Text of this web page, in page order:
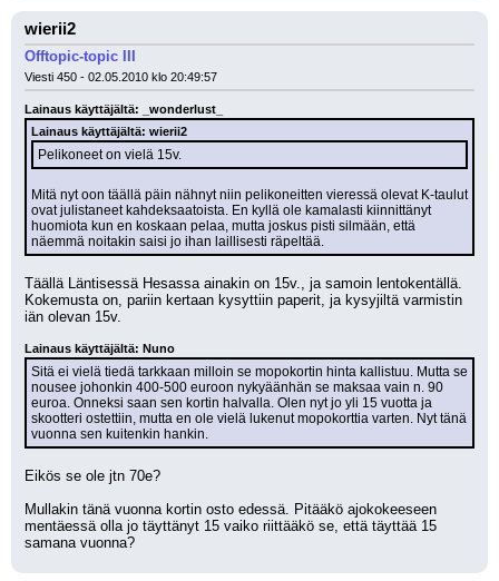
wierii2
Offtopic-topic III
Viesti 450 - 02.05.2010 klo 20:49:57
Lainaus käyttäjältä: _wonderlust_
Lainaus käyttäjältä: wierii2
Pelikoneet on vielä 15v.
Mitä nyt oon täällä päin nähnyt niin pelikoneitten vieressä olevat K-taulut
ovat julistaneet kahdeksaatoista. En kyllä ole kamalasti kiinnittänyt
huomiota kun en koskaan pelaa, mutta joskus pisti silmään, että
näemmä noitakin saisi jo ihan laillisesti räpeltää.
Täällä Läntisessä Hesassa ainakin on 15v., ja samoin lentokentällä.
Kokemusta on, pariin kertaan kysyttiin paperit, ja kysyjiltä varmistin
iän olevan 15v.
Lainaus käyttäjältä: Nuno
Sitä ei vielä tiedä tarkkaan milloin se mopokortin hinta kallistuu. Mutta se
nousee johonkin 400-500 euroon nykyäänhän se maksaa vain n. 90
euroa. Onneksi saan sen kortin halvalla. Olen nyt jo yli 15 vuotta ja
skootteri ostettiin, mutta en ole vielä lukenut mopokorttia varten. Nyt tänä
vuonna sen kuitenkin hankin.
Eikös se ole jtn 70e?
Mullakin tänä vuonna kortin osto edessä. Pitääkö ajokokeeseen
mentäessä olla jo täyttänyt 15 vaiko riittääkö se, että täyttää 15
samana vuonna?